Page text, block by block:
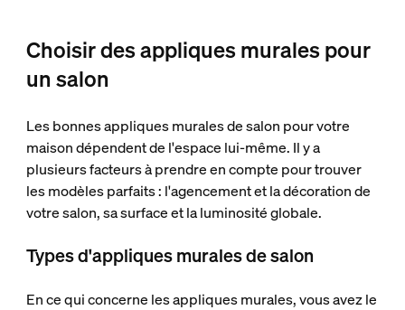
Choisir des appliques murales pour
un salon
Les bonnes appliques murales de salon pour votre
maison dépendent de l'espace lui-même. Il y a
plusieurs facteurs à prendre en compte pour trouver
les modèles parfaits : l'agencement et la décoration de
votre salon, sa surface et la luminosité globale.
Types d'appliques murales de salon
En ce qui concerne les appliques murales, vous avez le